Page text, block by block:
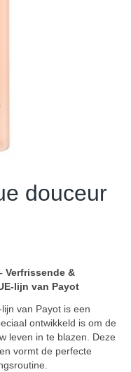
douceur
Verfrissende &
lijn van Payot
van Payot is een
ontwikkeld is om de
leven in te blazen. Deze
vormt de perfecte